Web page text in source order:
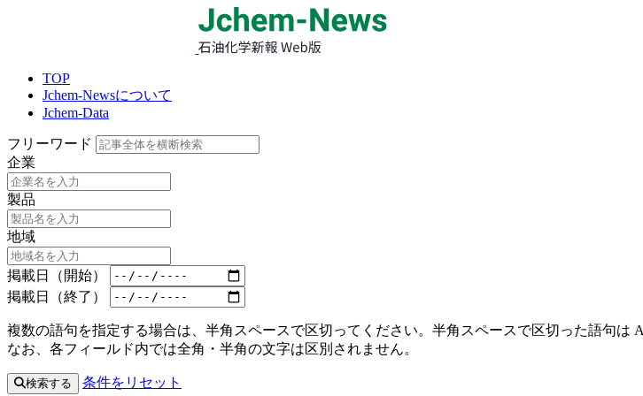
TOP
Jchem-Newsについて
Jchem-Data
フリーワード
企業
製品
地域
掲載日（開始）
掲載日（終了）
複数の語句を指定する場合は、半角スペースで区切ってください。半角スペースで区切った語句は
なお、各フィールド内では全角・半角の文字は区別されません。
検索する 条件をリセット